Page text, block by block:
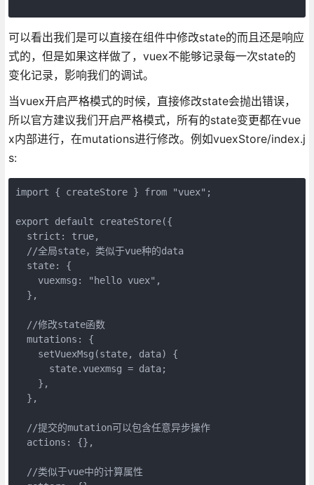
可以看出我们是可以直接在组件中修改state的而且还是响应
式的，但是如果这样做了，vuex不能够记录每一次state的
变化记录，影响我们的调试。
当vuex开启严格模式的时候，直接修改state会抛出错误，
所以官方建议我们开启严格模式，所有的state变更都在vue
x内部进行，在mutations进行修改。例如vuexStore/index.j
s:
import { createStore } from "vuex";
export default createStore({
strict: true,
//全局state，类似于vue种的data
state: {
vuexmsg: "hello vuex",
},
//修改state函数
mutations: {
setVuexMsg(state, data) {
state.vuexmsg = data;
},
},
//提交的mutation可以包含任意异步操作
actions: {},
//类似于vue中的计算属性